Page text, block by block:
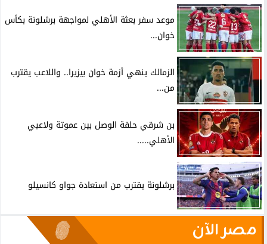
موعد سفر بعثة الأهلي لمواجهة برشلونة بكأس
خوان...
الزمالك ينهي أزمة خوان بيزيرا.. واللاعب يقترب
من...
بن شرقي حلقة الوصل بين عموتة ولاعبي
الأهلي.....
برشلونة يقترب من استعادة جواو كانسيلو
مصر الآن